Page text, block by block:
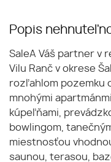
Popis
SaleA Váš partner v
Vilu Ranč v okrese
rozľahlom pozemku
mnohými
kúpeľňami,
bowlingom,
miestnosťou
saunou, terasou,